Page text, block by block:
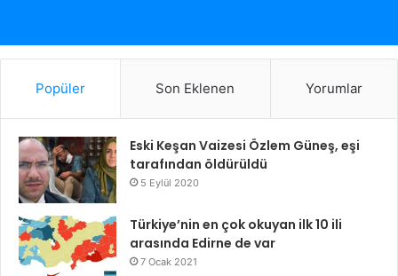
Popüler Son Eklenen Yorumlar
Eski Keşan Vaizesi Özlem Güneş, eşi
tarafından öldürüldü
5 Eylül 2020
Türkiye’nin en çok okuyan ilk 10 ili
arasında Edirne de var
7 Ocak 2021